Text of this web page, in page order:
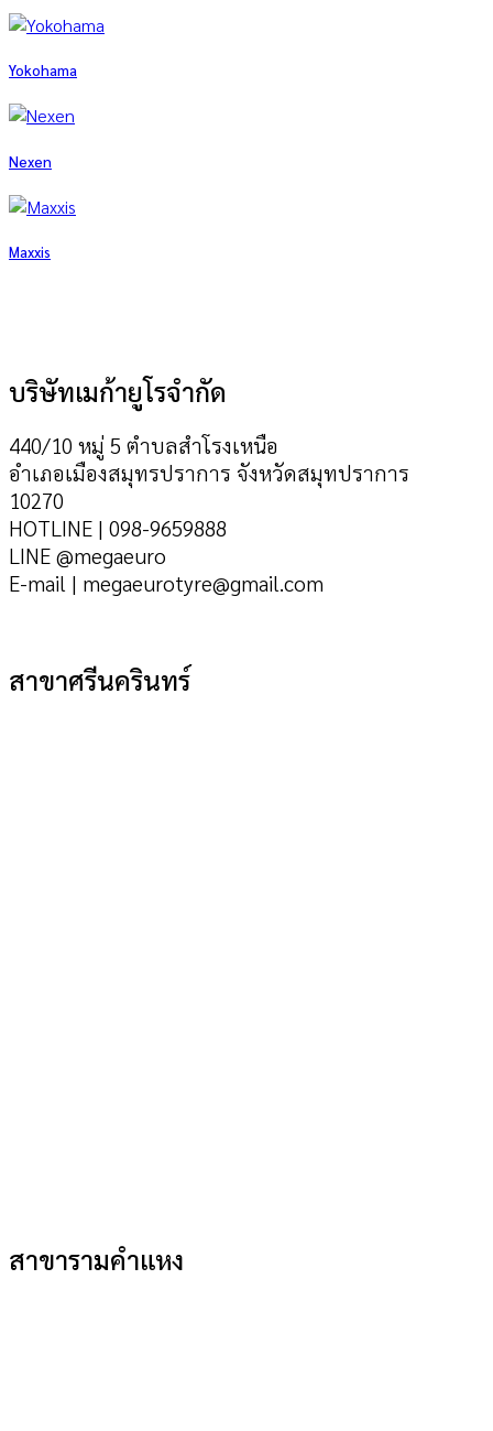
Yokohama
Nexen
Maxxis
บริษัทเมก้ายูโรจำกัด
440/10 หมู่ 5 ตำบลสำโรงเหนือ
อำเภอเมืองสมุทรปราการ จังหวัดสมุทปราการ
10270
HOTLINE | 098-9659888
LINE @megaeuro
E-mail | megaeurotyre@gmail.com
สาขาศรีนครินทร์
สาขารามคำแหง